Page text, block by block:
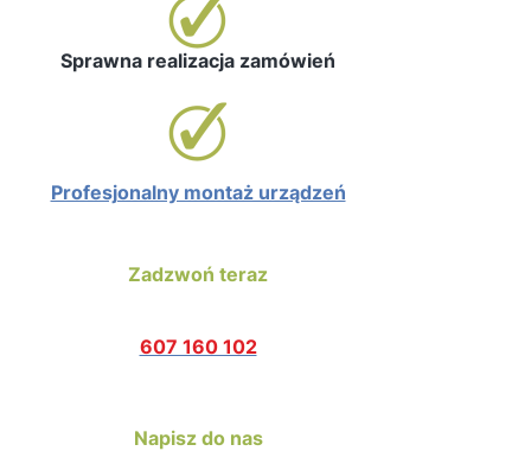
Sprawna realizacja zamówień
Profesjonalny montaż urządzeń
Zadzwoń teraz
607 160 102
Napisz do nas